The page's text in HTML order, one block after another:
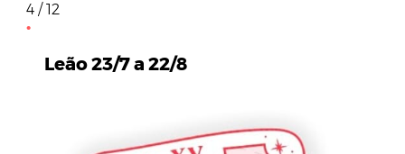
4 / 12
Leão 23/7 a 22/8